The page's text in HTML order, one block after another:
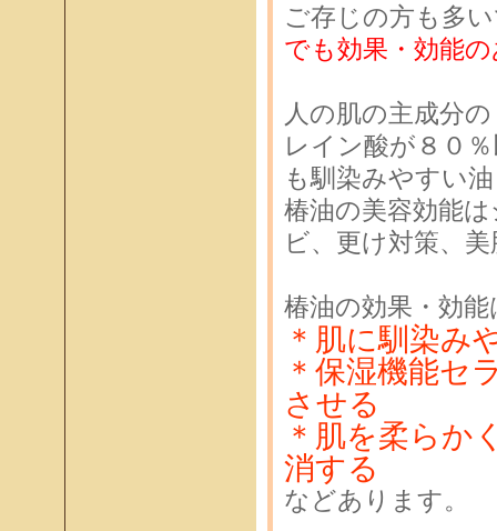
ご存じの方も多
でも効果・効能
人の肌の主成分
レイン酸が８０
も馴染みやすい
椿油の美容効能
ビ、更け対策、
椿油の効果・効能
＊肌に馴染み
＊保湿機能セ
させる
＊肌を柔らか
消する
などあります。